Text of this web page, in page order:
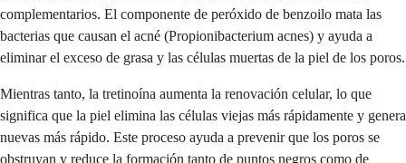
complementarios. El componente de peróxido de benzoilo mata las
bacterias que causan el acné (Propionibacterium acnes) y ayuda a
eliminar el exceso de grasa y las células muertas de la piel de los poros.
Mientras tanto, la tretinoína aumenta la renovación celular, lo que
significa que la piel elimina las células viejas más rápidamente y genera
nuevas más rápido. Este proceso ayuda a prevenir que los poros se
obstruyan y reduce la formación tanto de puntos negros como de